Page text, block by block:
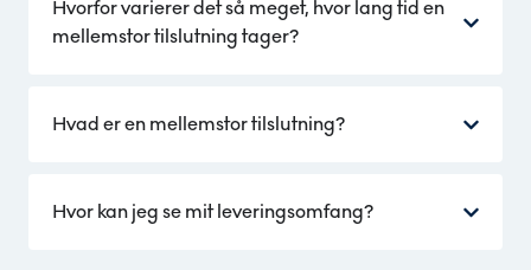
Hvorfor varierer det så meget, hvor lang tid en
mellemstor tilslutning tager?
Hvad er en mellemstor tilslutning?
Hvor kan jeg se mit leveringsomfang?